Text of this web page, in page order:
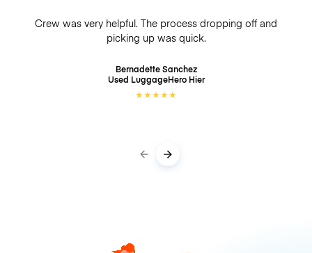
Crew was very helpful. The process dropping off and
picking up was quick.
Bernadette Sanchez
Used LuggageHero Hier
★★★★★